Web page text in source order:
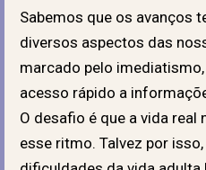
Sabemos que os avanços
diversos aspectos das
marcado pelo
acesso rápido a
O desafio é que a vida real
esse ritmo. Talvez por